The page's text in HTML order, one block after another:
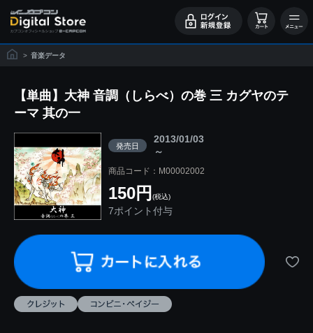
> 音楽データ
【単曲】大神 音調（しらべ）の巻 三 カグヤのテ
ーマ 其の一
発売日
2013/01/03
～
商品コード：M00002002
150円 (税込)
7ポイント付与